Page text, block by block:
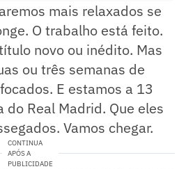
mais relaxados se
O trabalho está feito.
novo ou inédito. Mas
ou três semanas de
E estamos a 13
Real Madrid. Que eles
Vamos chegar.
CONTINUA
APÓS A
PUBLICIDADE